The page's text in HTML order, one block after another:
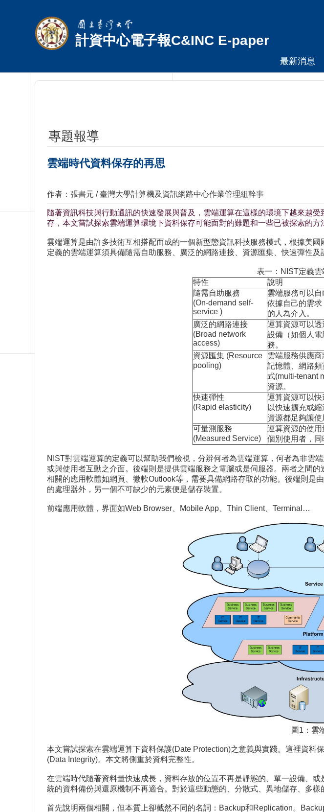
計資中心電子報C&INC E-paper
最新消息
專題報導
雲端時代資料保存的再思
作者：張書元 / 臺灣大學計算機及資訊網路中心作業管理組幹事
隨著資訊科技與行動通訊的快速發展與普及，雲端運算在這樣的環境下越來越
存，本文嘗試探索雲端運算環境下資料保存可能面對的難題和一些已被探索的方
雲端運算是由許多技術互相搭配而成的一個新型態資訊科技服務模式，根據美
定義的雲端運算須具備隨需自助服務、廣泛的網路連接、資源匯集、快速彈性
表一：NIST定義
特性
說明
隨需自助服務
(On-demand self-
service )
雲端服務可以
依據自己的需
的人為介入。
廣泛的網路連接
(Broad network
access)
運算資源可以
設備（如個人
務。
資源匯集 (Resource
pooling)
雲端服務供應商
記憶體、網路
式(multi-tenant
資源。
快速彈性
(Rapid elasticity)
運算資源可以
以快速擴充或
資源都足夠讓使
可量測服務
(Measured Service)
運算資源的使
個別使用者，同
NIST對雲端運算的定義可以幫助我們檢視，分辨何者為雲端運算，何者為非雲
或與使用者互動之介面。後端則是提供雲端服務之電腦或是伺服器。兩者之間
相關的應用軟體如網頁、微軟Outlook等，需要具備網路存取的功能。後端則
的處理器外，另一個不可缺少的元素便是儲存裝置。
前端應用軟體，界面如Web Browser、Mobile App、Thin Client、Terminal…
圖1：雲
本文嘗試探索在雲端運算下資料保護(Date Protection)之意義與實踐。這裡資
(Data Integrity)。本文將側重於資料完整性。
在雲端時代隨著資料量快速成長，資料存放的位置不再是靜態的、單一設備、
統的資料備份與還原機制不再適合。對於這些動態的、分散式、異地儲存、多樣
首先說明兩個相關，但本質上卻截然不同的名詞：Backup和Replication。